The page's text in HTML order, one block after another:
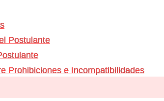
Postulante
Prohibiciones e Incompatibilidades